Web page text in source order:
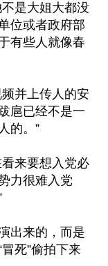
是大姐大都没
位或者政府部
有些人就像春
并上传人的安
扈已经不是一
的。”
来要想入党必
力很难入党
出来的，而是
死”偷拍下来